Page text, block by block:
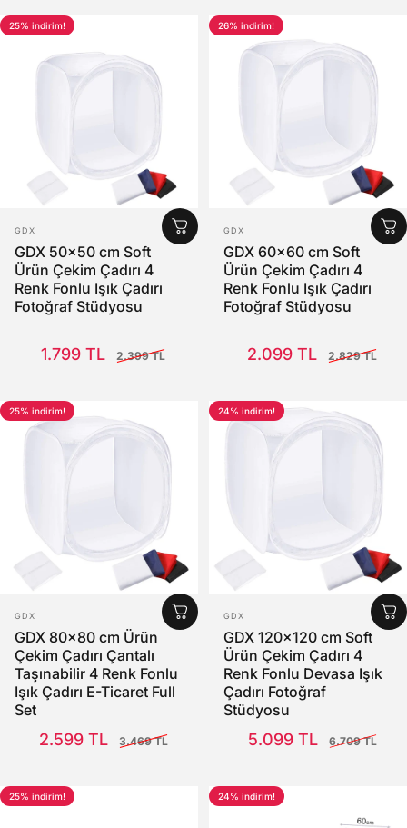
25% indirim!
SATICI:
GDX
GDX 50x50 cm Soft
Ürün Çekim Çadırı 4
Renk Fonlu Işık Çadırı
Fotoğraf Stüdyosu
1.799 TL
2.399 TL
26% indirim!
SATICI:
GDX
GDX 60x60 cm Soft
Ürün Çekim Çadırı 4
Renk Fonlu Işık Çadırı
Fotoğraf Stüdyosu
2.099 TL
2.829 TL
25% indirim!
SATICI:
GDX
GDX 80x80 cm Ürün
Çekim Çadırı Çantalı
Taşınabilir 4 Renk Fonlu
Işık Çadırı E-Ticaret Full
Set
2.599 TL
3.469 TL
24% indirim!
SATICI:
GDX
GDX 120x120 cm Soft
Ürün Çekim Çadırı 4
Renk Fonlu Devasa Işık
Çadırı Fotoğraf
Stüdyosu
5.099 TL
6.709 TL
25% indirim! 24% indirim!